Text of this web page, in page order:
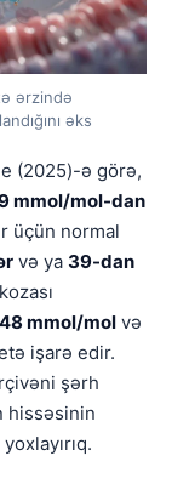
ərzində
əks
(2025)-ə görə,
mmol/mol-dan
üçün normal
və ya 39-dan
48 mmol/mol və
işarə edir.
şərh
hissəsinin